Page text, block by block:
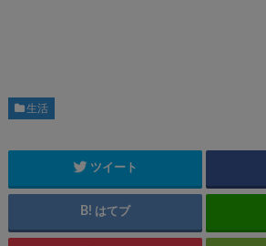
生活
ツイート
はてブ